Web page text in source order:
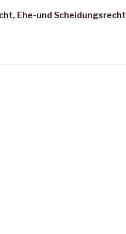
Ehe-und Scheidungsrecht